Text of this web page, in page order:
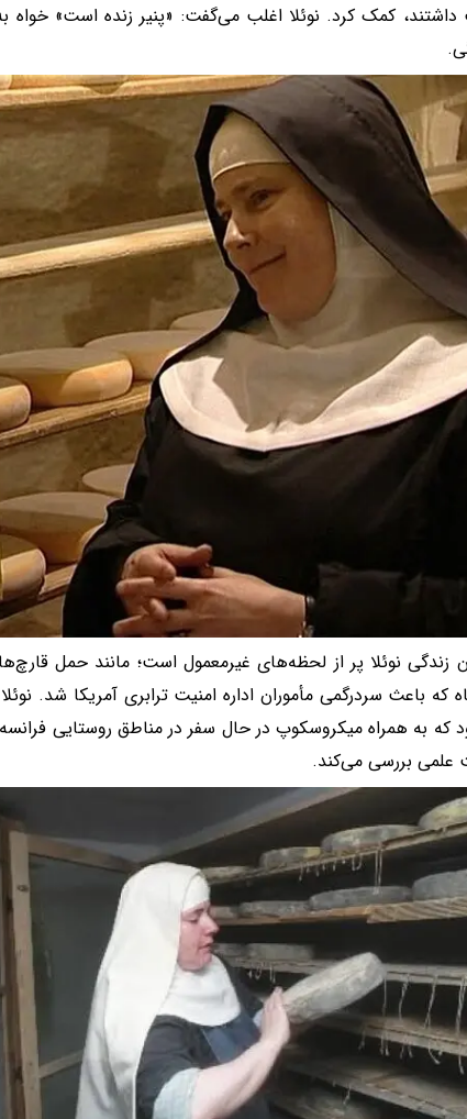
کمک کرد. نوئلا اغلب می‌گفت: «پنیر زنده است» خواه
زندگی نوئلا پر از لحظه‌های غیرمعمول است؛ مانند حمل
که باعث سردرگمی مأموران اداره امنیت ترابری آمریکا شد.
که به همراه میکروسکوپ در حال سفر در مناطق روستایی فرانسه
علمی بررسی می‌کند.